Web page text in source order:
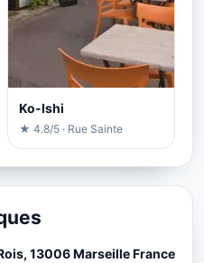
Ko-Ishi
★ 4.8/5 · Rue Sainte
13006 Marseille France